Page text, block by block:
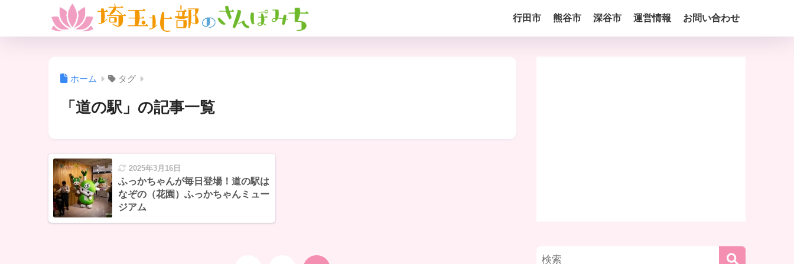
行田市 熊谷市 深谷市 運営情報 お問い合わせ
ホーム タグ
「道の駅」の記事一覧
2025年3月16日
ふっかちゃんが毎日登場！道の駅は
なぞの（花園）ふっかちゃんミュー
ジアム